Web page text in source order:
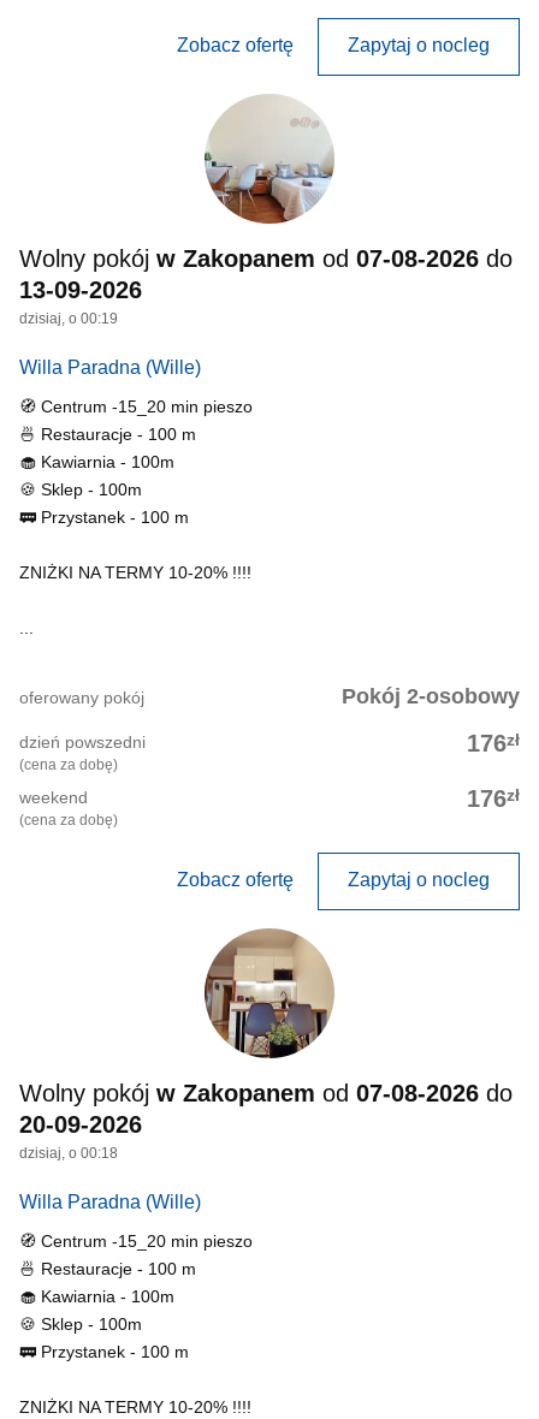
Zobacz ofertę Zapytaj o nocleg
Wolny pokój w Zakopanem od 07-08-2026 do
13-09-2026
dzisiaj, o 00:19
Willa Paradna (Wille)
🧭 Centrum -15_20 min pieszo
🍜 Restauracje - 100 m
🧁 Kawiarnia - 100m
🍪 Sklep - 100m
🚃 Przystanek - 100 m
ZNIŻKI NA TERMY 10-20% !!!!
...
Pokój 2-osobowy
oferowany pokój
176zł
dzień powszedni
(cena za dobę)
176zł
weekend
(cena za dobę)
Zobacz ofertę Zapytaj o nocleg
Wolny pokój w Zakopanem od 07-08-2026 do
20-09-2026
dzisiaj, o 00:18
Willa Paradna (Wille)
🧭 Centrum -15_20 min pieszo
🍜 Restauracje - 100 m
🧁 Kawiarnia - 100m
🍪 Sklep - 100m
🚃 Przystanek - 100 m
ZNIŻKI NA TERMY 10-20% !!!!